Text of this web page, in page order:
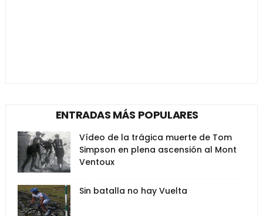
ENTRADAS MÁS POPULARES
Vídeo de la trágica muerte de Tom
Simpson en plena ascensión al Mont
Ventoux
Sin batalla no hay Vuelta